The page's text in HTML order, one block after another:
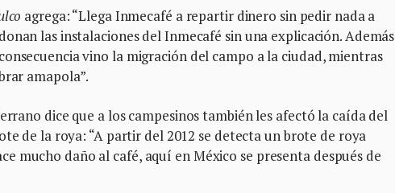
agrega: “Llega Inmecafé a repartir dinero sin pedir nada a
las instalaciones del Inmecafé sin una explicación. Además
vino la migración del campo a la ciudad, mientras
amapola”.
dice que a los campesinos también les afectó la caída del
de la roya: “A partir del 2012 se detecta un brote de roya
mucho daño al café, aquí en México se presenta después de